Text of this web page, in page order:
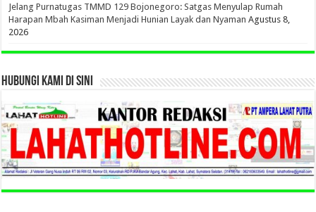
Jelang Purnatugas TMMD 129 Bojonegoro: Satgas Menyulap Rumah
Harapan Mbah Kasiman Menjadi Hunian Layak dan Nyaman Agustus 8,
2026
HUBUNGI KAMI DI SINI